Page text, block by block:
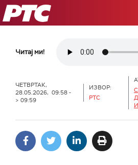
РТС
Читај ми!
ЧЕТВРТАК,
28.05.2026, 09:58 -
> 09:59
ИЗВОР:
РТС